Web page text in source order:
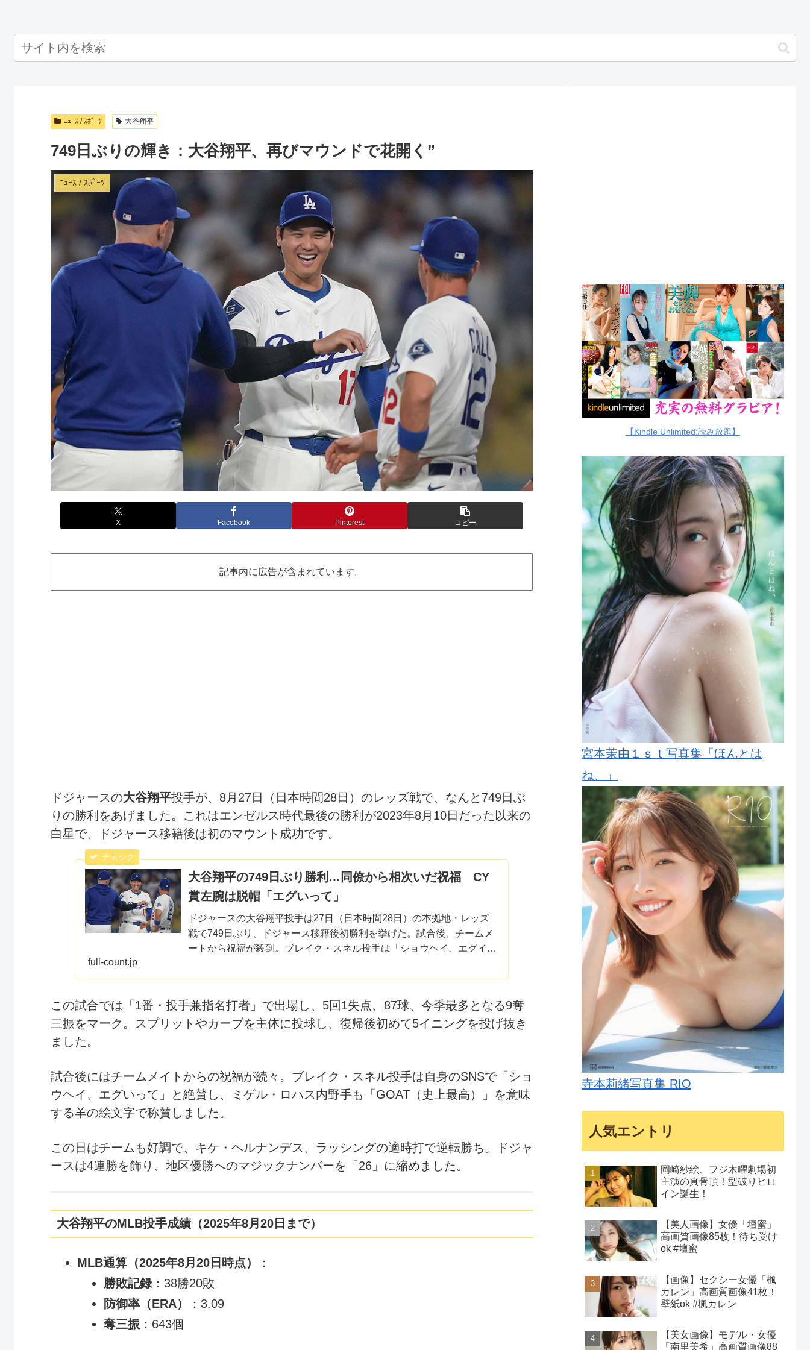
ﾆｭｰｽ / ｽﾎﾟｰﾂ 大谷翔平
749日ぶりの輝き：大谷翔平、再びマウンドで花開く”
ﾆｭｰｽ / ｽﾎﾟｰﾂ
X Facebook Pinterest コピー
記事内に広告が含まれています。
ドジャースの大谷翔平投手が、8月27日（日本時間28日）のレッズ戦で、なんと749日ぶ
りの勝利をあげました。これはエンゼルス時代最後の勝利が2023年8月10日だった以来の
白星で、ドジャース移籍後は初のマウント成功です。
大谷翔平の749日ぶり勝利…同僚から相次いだ祝福 CY
賞左腕は脱帽「エグいって」
ドジャースの大谷翔平投手は27日（日本時間28日）の本拠地・レッズ
戦で749日ぶり、ドジャース移籍後初勝利を挙げた。試合後、チームメ
ートから祝福が殺到。ブレイク・スネル投手は「ショウヘイ、エグイっ
full-count.jp
この試合では「1番・投手兼指名打者」で出場し、5回1失点、87球、今季最多となる9奪
三振をマーク。スプリットやカーブを主体に投球し、復帰後初めて5イニングを投げ抜き
ました。
試合後にはチームメイトからの祝福が続々。ブレイク・スネル投手は自身のSNSで「ショ
ウヘイ、エグいって」と絶賛し、ミゲル・ロハス内野手も「GOAT（史上最高）」を意味
する羊の絵文字で称賛しました。
この日はチームも好調で、キケ・ヘルナンデス、ラッシングの適時打で逆転勝ち。ドジャ
ースは4連勝を飾り、地区優勝へのマジックナンバーを「26」に縮めました。
大谷翔平のMLB投手成績（2025年8月20日まで）
MLB通算（2025年8月20日時点）
：
勝敗記録：38勝20敗
防御率（ERA）
：3.09
奪三振 ：643個
【Kindle Unlimited:読み放題】
宮本茉由１ｓｔ写真集「ほんとは
ね、」
寺本莉緒写真集 RIO
人気エントリ
岡崎紗絵、フジ木曜劇場初
主演の真骨頂！型破りヒロ
イン誕生！
【美人画像】女優「壇蜜」
高画質画像85枚！待ち受け
ok #壇蜜
【画像】セクシー女優「楓
カレン」高画質画像41枚！
壁紙ok #楓カレン
【美女画像】モデル・女優
「南里美希」高画質画像88